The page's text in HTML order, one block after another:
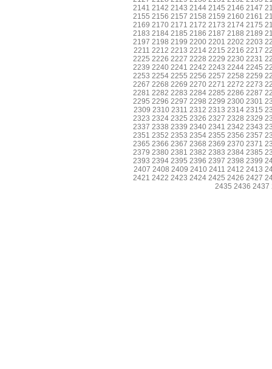
2141 2142 2143 2144 2145 2146 2147
2155 2156 2157 2158 2159 2160 2161
2169 2170 2171 2172 2173 2174 2175
2183 2184 2185 2186 2187 2188 2189
2197 2198 2199 2200 2201 2202 2203
2211 2212 2213 2214 2215 2216 2217
2225 2226 2227 2228 2229 2230 2231
2239 2240 2241 2242 2243 2244 2245
2253 2254 2255 2256 2257 2258 2259
2267 2268 2269 2270 2271 2272 2273
2281 2282 2283 2284 2285 2286 2287
2295 2296 2297 2298 2299 2300 2301
2309 2310 2311 2312 2313 2314 2315
2323 2324 2325 2326 2327 2328 2329
2337 2338 2339 2340 2341 2342 2343
2351 2352 2353 2354 2355 2356 2357
2365 2366 2367 2368 2369 2370 2371
2379 2380 2381 2382 2383 2384 2385
2393 2394 2395 2396 2397 2398 2399
2407 2408 2409 2410 2411 2412 2413
2421 2422 2423 2424 2425 2426 2427
2435 2436 2437